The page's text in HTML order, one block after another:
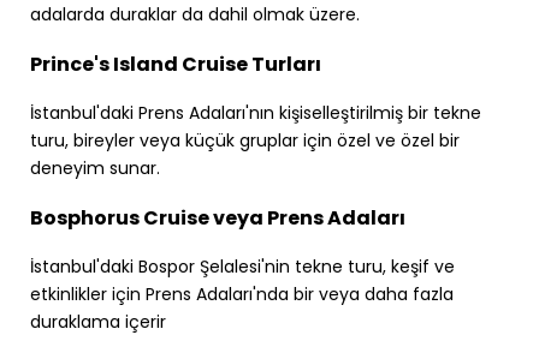
adalarda duraklar da dahil olmak üzere.
Prince's Island Cruise Turları
İstanbul'daki Prens Adaları'nın kişiselleştirilmiş bir tekne
turu, bireyler veya küçük gruplar için özel ve özel bir
deneyim sunar.
Bosphorus Cruise veya Prens Adaları
İstanbul'daki Bospor Şelalesi'nin tekne turu, keşif ve
etkinlikler için Prens Adaları'nda bir veya daha fazla
duraklama içerir